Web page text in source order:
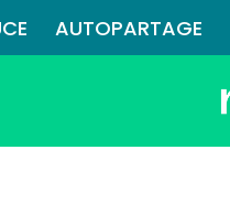
AUTOPARTAGE